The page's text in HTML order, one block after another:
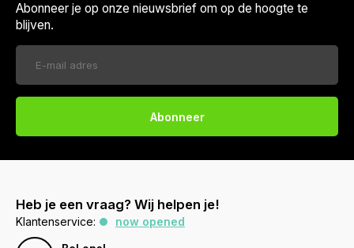
Abonneer je op onze nieuwsbrief om op de hoogte te
blijven.
Abonneer
Heb je een vraag? Wij helpen je!
Klantenservice:
now opened